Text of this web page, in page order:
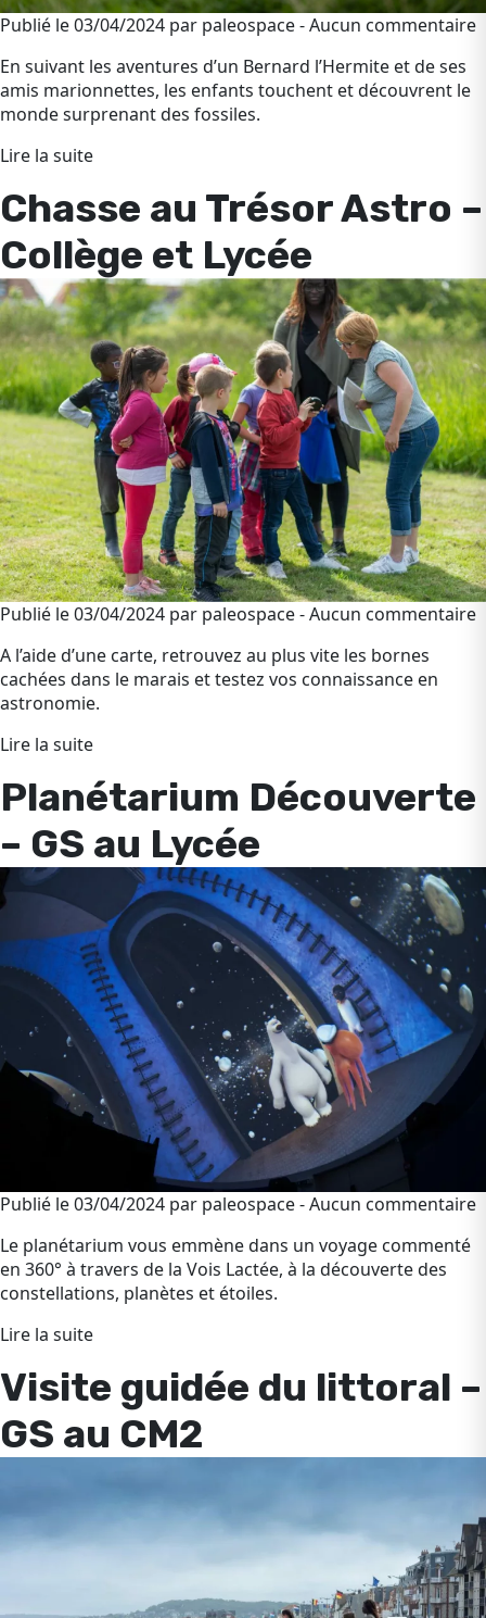
Publié le 03/04/2024 par paleospace - Aucun commentaire
En suivant les aventures d’un Bernard l’Hermite et de ses
amis marionnettes, les enfants touchent et découvrent le
monde surprenant des fossiles.
Lire la suite
Chasse au Trésor Astro –
Collège et Lycée
Publié le 03/04/2024 par paleospace - Aucun commentaire
A l’aide d’une carte, retrouvez au plus vite les bornes
cachées dans le marais et testez vos connaissance en
astronomie.
Lire la suite
Planétarium Découverte
– GS au Lycée
Publié le 03/04/2024 par paleospace - Aucun commentaire
Le planétarium vous emmène dans un voyage commenté
en 360° à travers de la Vois Lactée, à la découverte des
constellations, planètes et étoiles.
Lire la suite
Visite guidée du littoral –
GS au CM2